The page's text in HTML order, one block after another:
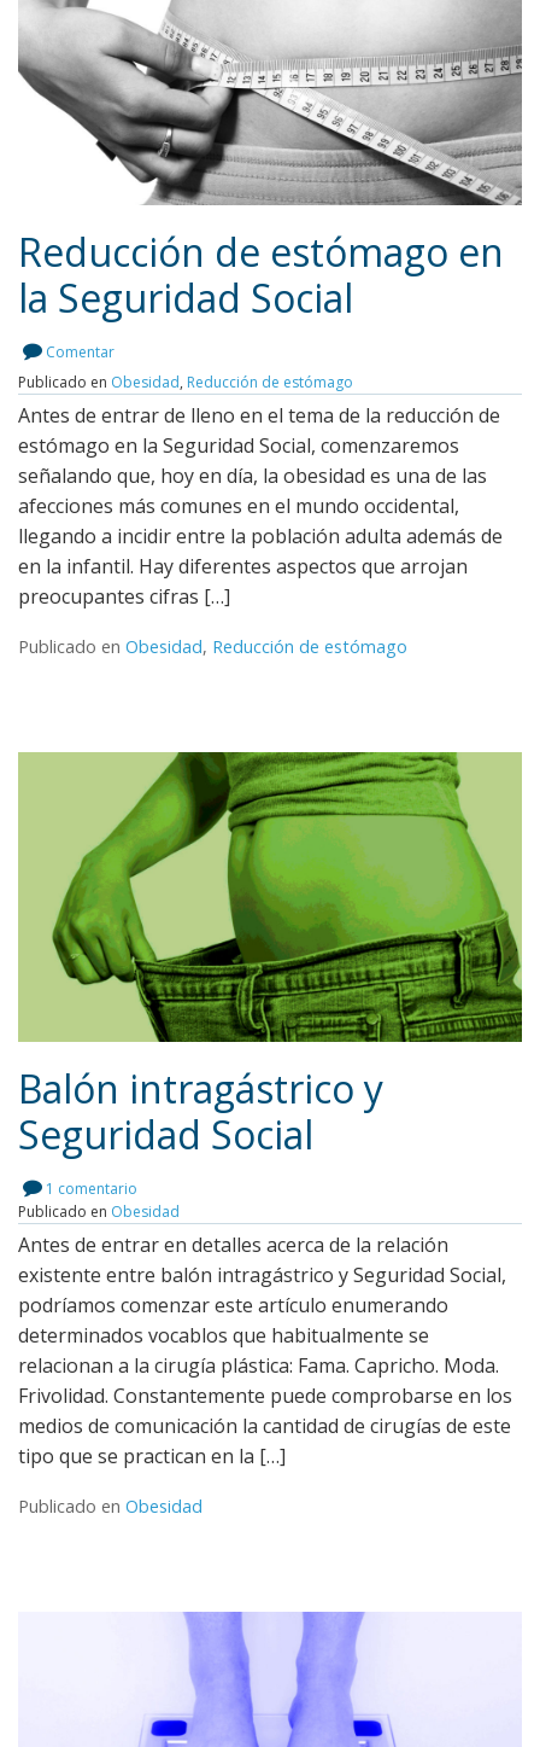
Reducción de estómago en
la Seguridad Social
Comentar
Publicado en Obesidad, Reducción de estómago
Antes de entrar de lleno en el tema de la reducción de
estómago en la Seguridad Social, comenzaremos
señalando que, hoy en día, la obesidad es una de las
afecciones más comunes en el mundo occidental,
llegando a incidir entre la población adulta además de
en la infantil. Hay diferentes aspectos que arrojan
preocupantes cifras […]
Publicado en Obesidad, Reducción de estómago
Balón intragástrico y
Seguridad Social
1 comentario
Publicado en Obesidad
Antes de entrar en detalles acerca de la relación
existente entre balón intragástrico y Seguridad Social,
podríamos comenzar este artículo enumerando
determinados vocablos que habitualmente se
relacionan a la cirugía plástica: Fama. Capricho. Moda.
Frivolidad. Constantemente puede comprobarse en los
medios de comunicación la cantidad de cirugías de este
tipo que se practican en la […]
Publicado en Obesidad